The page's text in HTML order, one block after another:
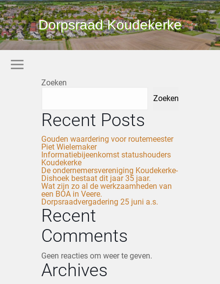
Dorpsraad Koudekerke
Zoeken
Zoeken
Recent Posts
Gouden waardering voor routemeester
Piet Wielemaker
Informatiebijeenkomst statushouders
Koudekerke
De ondernemersvereniging Koudekerke-
Dishoek bestaat dit jaar 35 jaar.
Wat zijn zo al de werkzaamheden van
een BOA in Veere.
Dorpsraadvergadering 25 juni a.s.
Recent
Comments
Geen reacties om weer te geven.
Archives